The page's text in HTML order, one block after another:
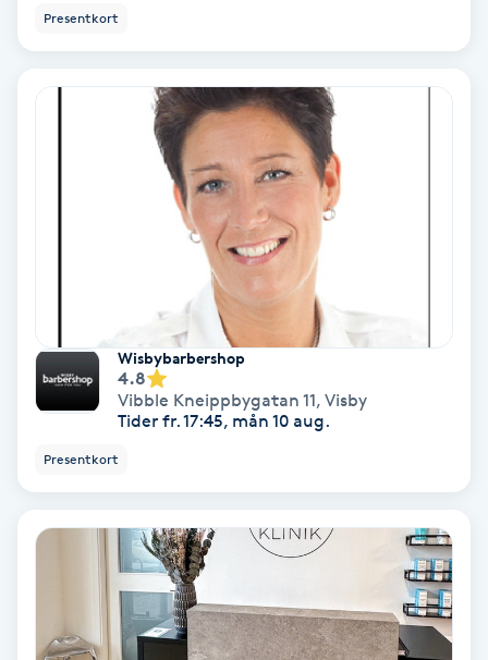
Kosmetisk tatuering
Käkledsbehandling
Kärlbehandling
Laserbehandling
Lashlift Keratin
LED-ljusterapi
Presentkort
Wisbybarbershop
4.8
Vibble Kneippbygatan 11, Visby
Tider fr. 17:45, mån 10 aug.
Presentkort